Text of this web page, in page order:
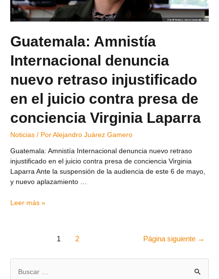
Guatemala: Amnistía
Internacional denuncia
nuevo retraso injustificado
en el juicio contra presa de
conciencia Virginia Laparra
Noticias / PorAlejandro Juárez Gamero
Guatemala: Amnistía Internacional denuncia nuevo retraso
injustificado en el juicio contra presa de conciencia Virginia
Laparra Ante la suspensión de la audiencia de este 6 de mayo,
y nuevo aplazamiento …
Leer más »
1 2 Página siguiente →